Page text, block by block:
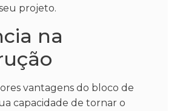
projeto.
na
vantagens do bloco de
capacidade de tornar o